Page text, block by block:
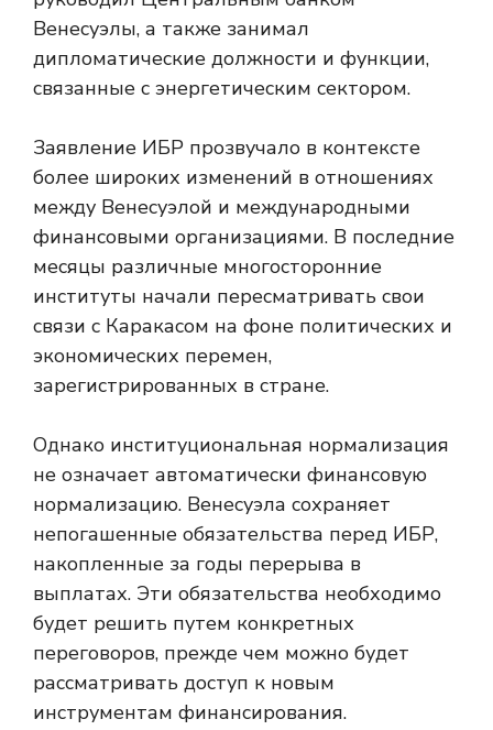
Венесуэлы, а также занимал
дипломатические должности и функции,
связанные с энергетическим сектором.
Заявление ИБР прозвучало в контексте
более широких изменений в отношениях
между Венесуэлой и международными
финансовыми организациями. В последние
месяцы различные многосторонние
институты начали пересматривать свои
связи с Каракасом на фоне политических и
экономических перемен,
зарегистрированных в стране.
Однако институциональная нормализация
не означает автоматически финансовую
нормализацию. Венесуэла сохраняет
непогашенные обязательства перед ИБР,
накопленные за годы перерыва в
выплатах. Эти обязательства необходимо
будет решить путем конкретных
переговоров, прежде чем можно будет
рассматривать доступ к новым
инструментам финансирования.